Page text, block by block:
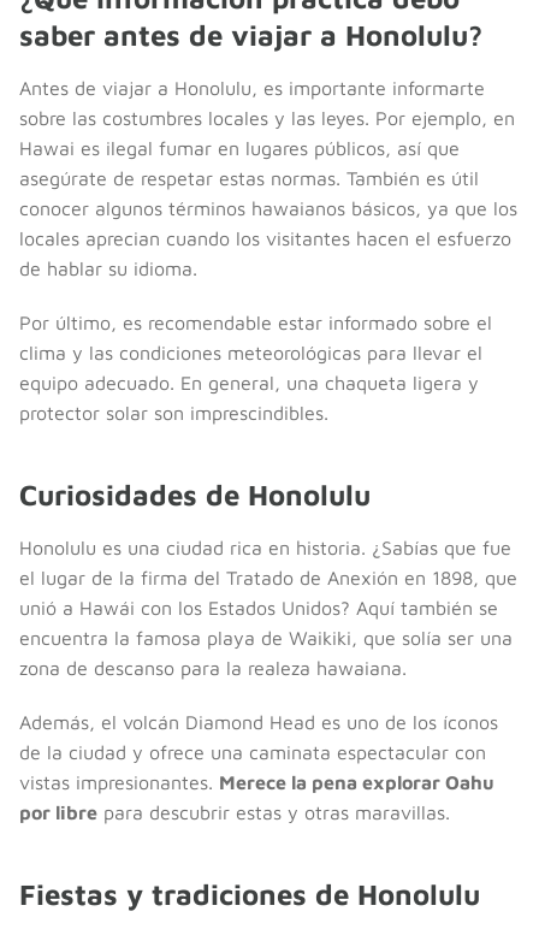
saber antes de viajar a Honolulu?
Antes de viajar a Honolulu, es importante informarte
sobre las costumbres locales y las leyes. Por ejemplo, en
Hawai es ilegal fumar en lugares públicos, así que
asegúrate de respetar estas normas. También es útil
conocer algunos términos hawaianos básicos, ya que los
locales aprecian cuando los visitantes hacen el esfuerzo
de hablar su idioma.
Por último, es recomendable estar informado sobre el
clima y las condiciones meteorológicas para llevar el
equipo adecuado. En general, una chaqueta ligera y
protector solar son imprescindibles.
Curiosidades de Honolulu
Honolulu es una ciudad rica en historia. ¿Sabías que fue
el lugar de la firma del Tratado de Anexión en 1898, que
unió a Hawái con los Estados Unidos? Aquí también se
encuentra la famosa playa de Waikiki, que solía ser una
zona de descanso para la realeza hawaiana.
Además, el volcán Diamond Head es uno de los íconos
de la ciudad y ofrece una caminata espectacular con
vistas impresionantes. Merece la pena explorar Oahu
por libre para descubrir estas y otras maravillas.
Fiestas y tradiciones de Honolulu